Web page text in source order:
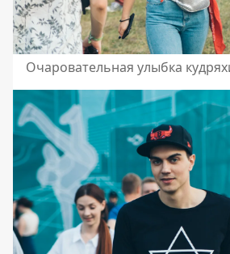
Очаровательная улыбка